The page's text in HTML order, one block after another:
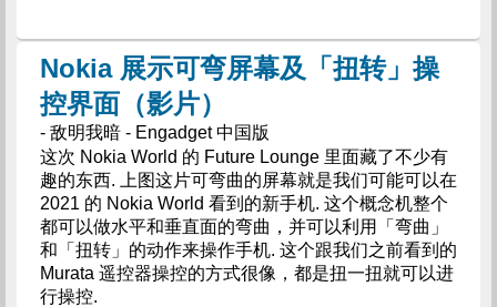
Nokia 展示可弯屏幕及「扭转」操
控界面（影片）
- 敌明我暗 - Engadget 中国版
这次 Nokia World 的 Future Lounge 里面藏了不少有
趣的东西. 上图这片可弯曲的屏幕就是我们可能可以在
2021 的 Nokia World 看到的新手机. 这个概念机整个
都可以做水平和垂直面的弯曲，并可以利用「弯曲」
和「扭转」的动作来操作手机. 这个跟我们之前看到的
Murata 遥控器操控的方式很像，都是扭一扭就可以进
行操控.